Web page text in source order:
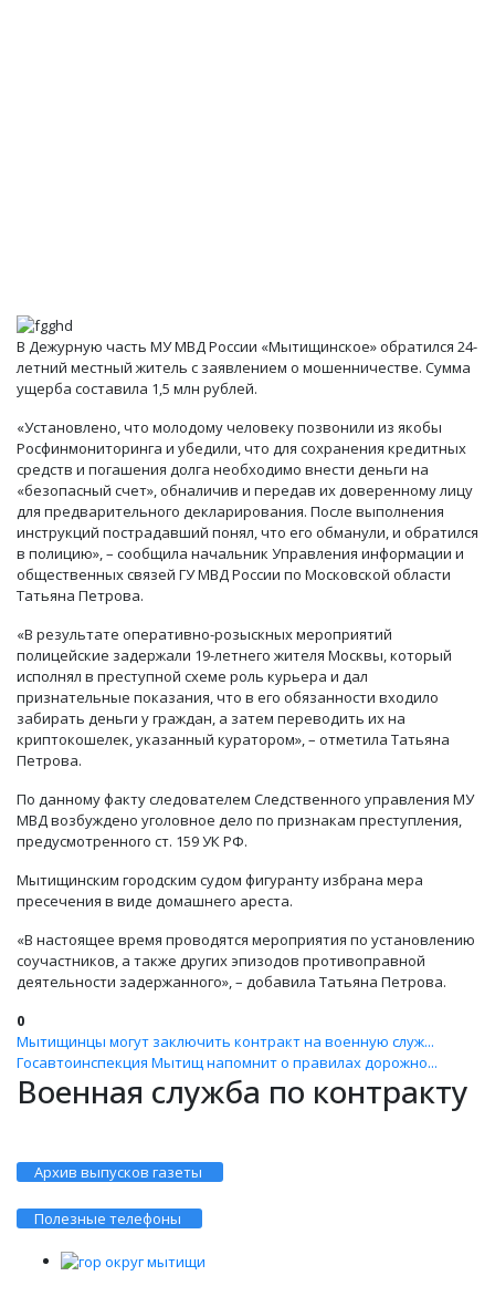
В Дежурную часть МУ МВД России «Мытищинское» обратился 24-
летний местный житель с заявлением о мошенничестве. Сумма
ущерба составила 1,5 млн рублей.
«Установлено, что молодому человеку позвонили из якобы
Росфинмониторинга и убедили, что для сохранения кредитных
средств и погашения долга необходимо внести деньги на
«безопасный счет», обналичив и передав их доверенному лицу
для предварительного декларирования. После выполнения
инструкций пострадавший понял, что его обманули, и обратился
в полицию», – сообщила начальник Управления информации и
общественных связей ГУ МВД России по Московской области
Татьяна Петрова.
«В результате оперативно-розыскных мероприятий
полицейские задержали 19-летнего жителя Москвы, который
исполнял в преступной схеме роль курьера и дал
признательные показания, что в его обязанности входило
забирать деньги у граждан, а затем переводить их на
криптокошелек, указанный куратором», – отметила Татьяна
Петрова.
По данному факту следователем Следственного управления МУ
МВД возбуждено уголовное дело по признакам преступления,
предусмотренного ст. 159 УК РФ.
Мытищинским городским судом фигуранту избрана мера
пресечения в виде домашнего ареста.
«В настоящее время проводятся мероприятия по установлению
соучастников, а также других эпизодов противоправной
деятельности задержанного», – добавила Татьяна Петрова.
0
Мытищинцы могут заключить контракт на военную служ...
Госавтоинспекция Мытищ напомнит о правилах дорожно...
Военная служба по контракту
Архив выпусков газеты
Полезные телефоны